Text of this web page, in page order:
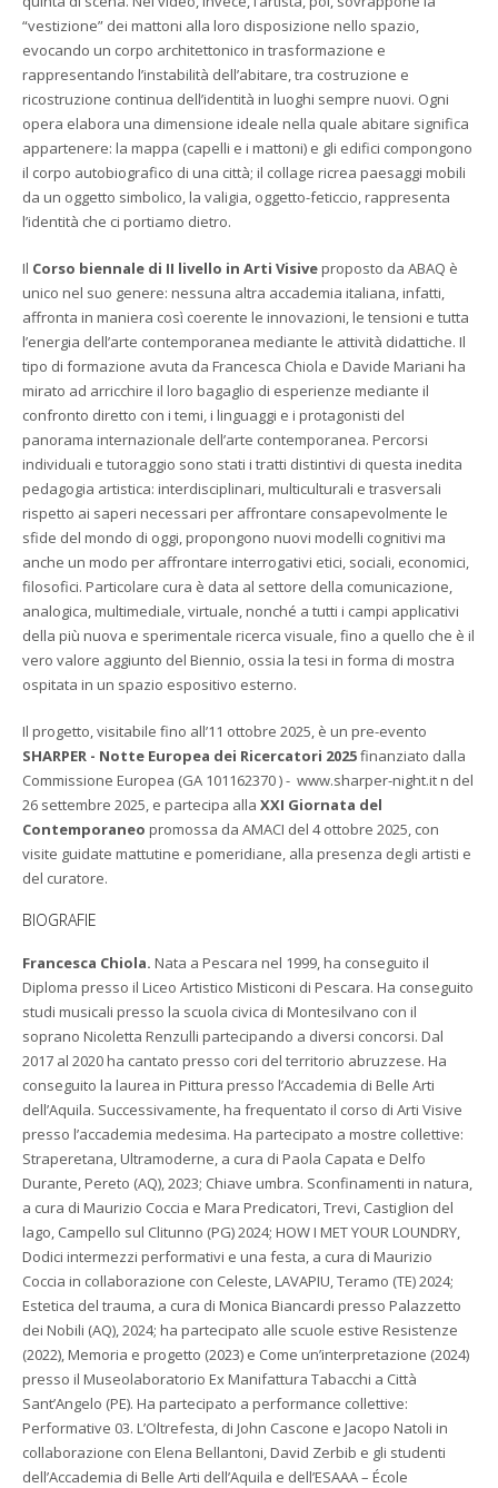
“vestizione” dei mattoni alla loro disposizione nello spazio,
evocando un corpo architettonico in trasformazione e
rappresentando l’instabilità dell’abitare, tra costruzione e
ricostruzione continua dell’identità in luoghi sempre nuovi. Ogni
opera elabora una dimensione ideale nella quale abitare significa
appartenere: la mappa (capelli e i mattoni) e gli edifici compongono
il corpo autobiografico di una città; il collage ricrea paesaggi mobili
da un oggetto simbolico, la valigia, oggetto-feticcio, rappresenta
l’identità che ci portiamo dietro.
Il Corso biennale di II livello in Arti Visiveproposto da ABAQ è
unico nel suo genere: nessuna altra accademia italiana, infatti,
affronta in maniera così coerente le innovazioni, le tensioni e tutta
l’energia dell’arte contemporanea mediante le attività didattiche. Il
tipo di formazione avuta da Francesca Chiola e Davide Mariani ha
mirato ad arricchire il loro bagaglio di esperienze mediante il
confronto diretto con i temi, i linguaggi e i protagonisti del
panorama internazionale dell’arte contemporanea. Percorsi
individuali e tutoraggio sono stati i tratti distintivi di questa inedita
pedagogia artistica: interdisciplinari, multiculturali e trasversali
rispetto ai saperi necessari per affrontare consapevolmente le
sfide del mondo di oggi, propongono nuovi modelli cognitivi ma
anche un modo per affrontare interrogativi etici, sociali, economici,
filosofici. Particolare cura è data al settore della comunicazione,
analogica, multimediale, virtuale, nonché a tutti i campi applicativi
della più nuova e sperimentale ricerca visuale, fino a quello che è il
vero valore aggiunto del Biennio, ossia la tesi in forma di mostra
ospitata in un spazio espositivo esterno.
Il progetto, visitabile fino all’11 ottobre 2025, è un pre-evento
SHARPER - Notte Europea dei Ricercatori 2025finanziato dalla
Commissione Europea (GA 101162370 ) - www.sharper-night.it n del
26 settembre 2025, e partecipa alla XXI Giornata del
Contemporaneo promossa da AMACI del 4 ottobre 2025, con
visite guidate mattutine e pomeridiane, alla presenza degli artisti e
del curatore.
BIOGRAFIE
Francesca Chiola. Nata a Pescara nel 1999, ha conseguito il
Diploma presso il Liceo Artistico Misticoni di Pescara. Ha conseguito
studi musicali presso la scuola civica di Montesilvano con il
soprano Nicoletta Renzulli partecipando a diversi concorsi. Dal
2017 al 2020 ha cantato presso cori del territorio abruzzese. Ha
conseguito la laurea in Pittura presso l’Accademia di Belle Arti
dell’Aquila. Successivamente, ha frequentato il corso di Arti Visive
presso l’accademia medesima. Ha partecipato a mostre collettive:
Straperetana, Ultramoderne, a cura di Paola Capata e Delfo
Durante, Pereto (AQ), 2023; Chiave umbra. Sconfinamenti in natura,
a cura di Maurizio Coccia e Mara Predicatori, Trevi, Castiglion del
lago, Campello sul Clitunno (PG) 2024; HOW I MET YOUR LOUNDRY,
Dodici intermezzi performativi e una festa, a cura di Maurizio
Coccia in collaborazione con Celeste, LAVAPIU, Teramo (TE) 2024;
Estetica del trauma, a cura di Monica Biancardi presso Palazzetto
dei Nobili (AQ), 2024; ha partecipato alle scuole estive Resistenze
(2022), Memoria e progetto (2023) e Come un’interpretazione (2024)
presso il Museolaboratorio Ex Manifattura Tabacchi a Città
Sant’Angelo (PE). Ha partecipato a performance collettive:
Performative 03. L’Oltrefesta, di John Cascone e Jacopo Natoli in
collaborazione con Elena Bellantoni, David Zerbib e gli studenti
dell’Accademia di Belle Arti dell’Aquila e dell’ESAAA – École